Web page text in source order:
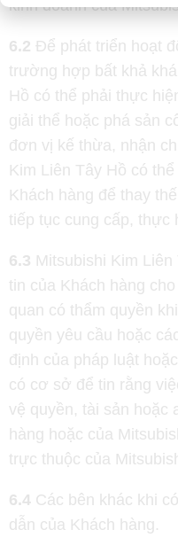
kinh doanh của
6.2 Để phát triển hoạt
trường hợp bất khả
Hồ có thể phải thực
giải thể hoặc phá sản
đơn vị kế thừa, nhận
Kim Liên Tây Hồ có
Khách hàng để thay
tiếp tục cung cấp, thực
6.3 Mitsubishi Kim
tin của Khách hàng
quan có thẩm quyền
quyền yêu cầu hoặc
định của pháp luật
có cơ sở để tin rằng
vệ quyền, tài sản hoặc
hàng hoặc của
trực thuộc của
6.4 Các bên khác khi
dẫn của Khách hàng.